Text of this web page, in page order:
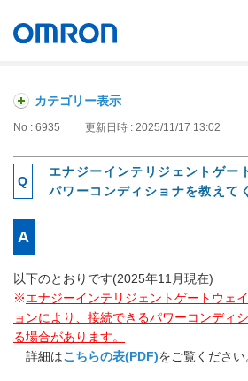
カテゴリー表示
No : 6935 更新日時 : 2025/11/17 13:02
エナジーインテリジェントゲー
パワーコンディショナを教えて
以下のとおりです(2025年11月現在)
※エナジーインテリジェントゲートウェ
ョンにより、接続できるパワーコンディ
る場合があります。
詳細はこちらの表(PDF)をご覧ください